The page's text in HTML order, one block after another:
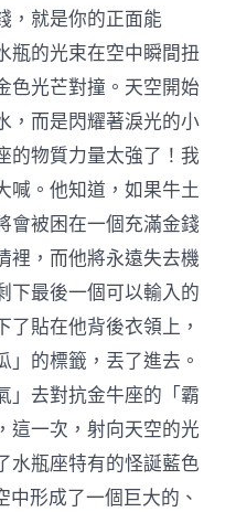
，就是你的正面能
瓶的光束在空中瞬間扭
色光芒對撞。天空開始
，而是閃耀著淚光的小
的物質力量太強了！我
喊。他知道，如果牛土
會被困在一個充滿金錢
裡，而他將永遠失去機
下最後一個可以輸入的
了貼在他背後衣領上，
」的標籤，丟了進去。
」去對抗金牛座的「霸
這一次，射向天空的光
水瓶座特有的怪誕藍色
形成了一個巨大的、